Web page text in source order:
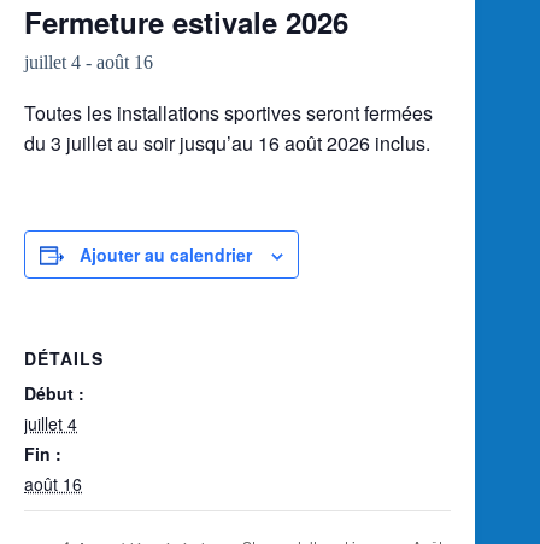
Fermeture estivale 2026
juillet 4 - août 16
Toutes les installations sportives seront fermées
du 3 juillet au soir jusqu’au 16 août 2026 inclus.
Ajouter au calendrier
DÉTAILS
Début :
juillet 4
Fin :
août 16